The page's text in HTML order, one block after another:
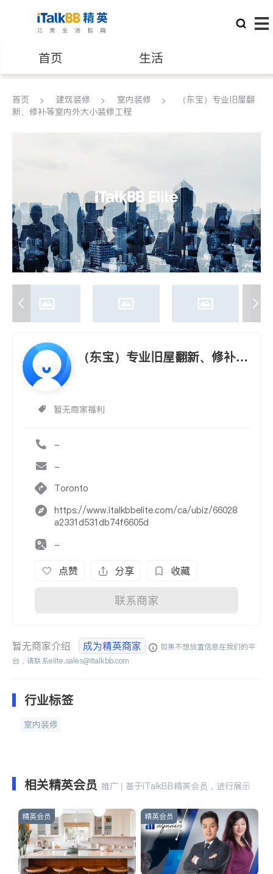
首页 生活
医生 律师
建筑装修
首页 建筑装修 室内装修
（东宝）专业旧屋翻
新、修补等室内外大小装修工程
（东宝）专业旧屋翻新、修补等
暂无商家福利
-
-
Toronto
https://www.italkbbelite.com/ca/ubiz/66028
a2331d531db74f6605d
-
点赞 分享 收藏
联系商家
暂无商家介绍 成为精英商家
如果不想放置信息在我们的平
台，请联系elite.sales@italkbb.com
行业标签
室内装修
相关精英会员 推广 | 基于iTalkBB精英会员，进行展示
精英会员 精英会员